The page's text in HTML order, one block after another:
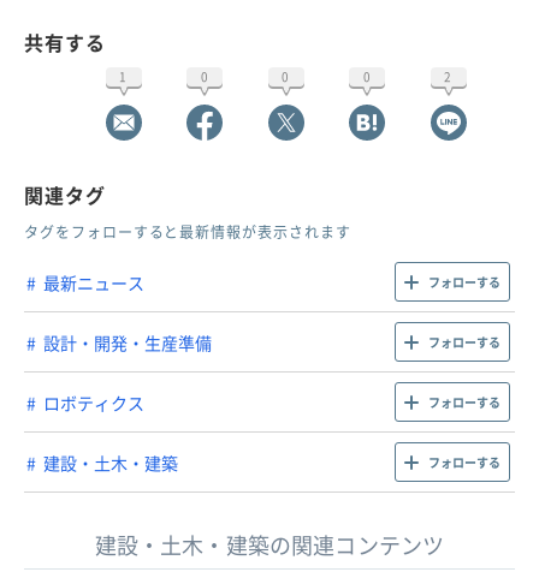
共有する
1 0 0 0 2
関連タグ
タグをフォローすると最新情報が表示されます
最新ニュース フォローする
設計・開発・生産準備 フォローする
ロボティクス フォローする
建設・土木・建築 フォローする
建設・土木・建築の関連コンテンツ